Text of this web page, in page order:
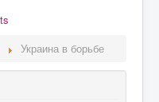
Украина в борьбе